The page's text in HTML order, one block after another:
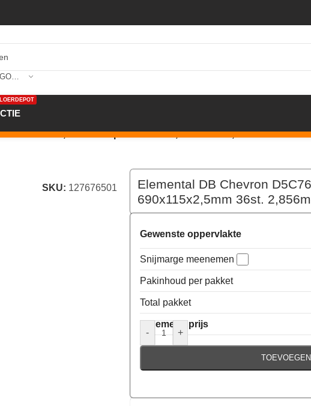
0,55PU Prespa 690x115x2,5mm 36st. 2,856m² *
SKU: 127676501
Elemental DB Chevron
690x115x2,5mm 36st.
Gewenste oppervlakte
Snijmarge meenemen
Pakinhoud per pakket
Total pakket
Algemene prijs
-
+